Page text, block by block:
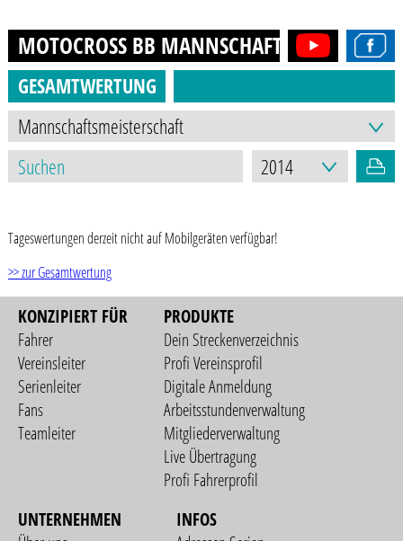
MOTOCROSS BB MANNSCHAFT 2014
GESAMTWERTUNG
Tageswertungen derzeit nicht auf Mobilgeräten verfügbar!
>> zur Gesamtwertung
KONZIPIERT FÜR
Fahrer
Vereinsleiter
Serienleiter
Fans
Teamleiter
PRODUKTE
Dein Streckenverzeichnis
Profi Vereinsprofil
Digitale Anmeldung
Arbeitsstundenverwaltung
Mitgliederverwaltung
Live Übertragung
Profi Fahrerprofil
UNTERNEHMEN
INFOS